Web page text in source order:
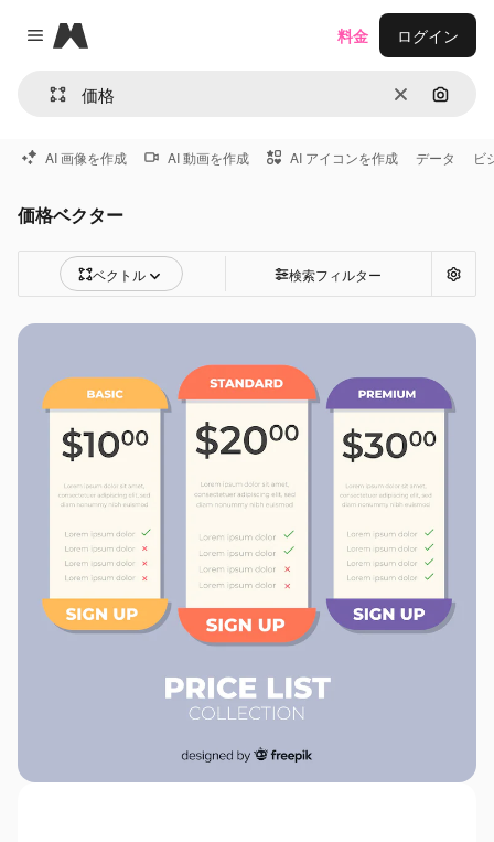
Close menu
Magnific
消去 画像で
料金 ログイン
AI 画像を作成 AI 動画を作成 AI アイコンを作成 データ ビ
価格ベクター
ベクトル 検索フィルター